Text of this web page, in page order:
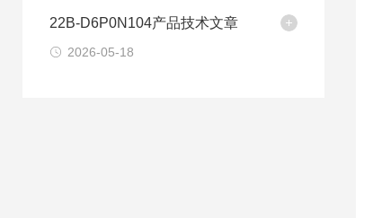
22B-D6P0N104产品技术文章
2026-05-18